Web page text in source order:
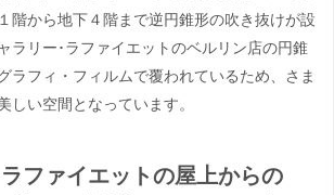
階から地下４階まで逆円錐形の吹き抜けが設
ラリー･ラファイエットのベルリン店の円錐
ラフィ・フィルムで覆われているため、さま
しい空間となっています。
ファイエットの屋上からの